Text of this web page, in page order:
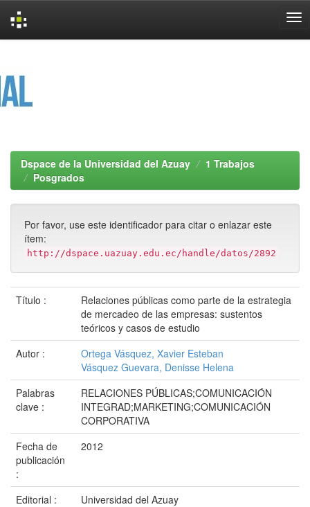
Dspace de la Universidad del Azuay
1 Trabajos
Posgrados
Por favor, use este identificador para citar o enlazar este
ítem:
http://dspace.uazuay.edu.ec/handle/datos/2892
Título :
Relaciones públicas como parte de la estrategia
de mercadeo de las empresas: sustentos
teóricos y casos de estudio
Autor :
Ortega Vásquez, Xavier Esteban
Vásquez Guevara, Denisse Helena
Palabras
clave :
RELACIONES PÚBLICAS;COMUNICACIÓN
INTEGRAD;MARKETING;COMUNICACIÓN
CORPORATIVA
Fecha de
publicación
:
2012
Editorial :
Universidad del Azuay